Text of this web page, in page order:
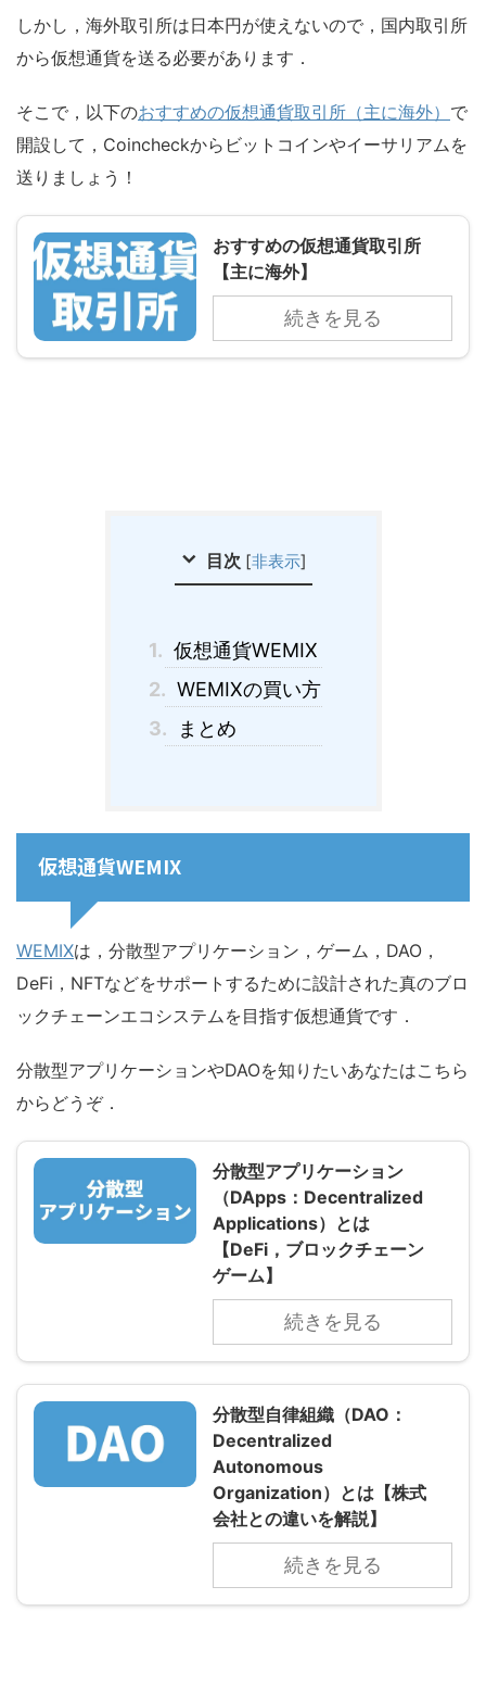
しかし，海外取引所は日本円が使えないので，国内取引所
から仮想通貨を送る必要があります．
そこで，以下のおすすめの仮想通貨取引所（主に海外） で
開設して，Coincheckからビットコインやイーサリアムを
送りましょう！
おすすめの仮想通貨取引所
【主に海外】
続きを見る
目次 [非表示]
1. 仮想通貨WEMIX
2. WEMIXの買い方
3.
まとめ
仮想通貨WEMIX
WEMIXは，分散型アプリケーション，ゲーム，DAO，
DeFi，NFTなどをサポートするために設計された真のブロ
ックチェーンエコシステムを目指す仮想通貨です．
分散型アプリケーションやDAOを知りたいあなたはこちら
からどうぞ．
分散型アプリケーション
（DApps：Decentralized
Applications）とは
【DeFi，ブロックチェーン
ゲーム】
続きを見る
分散型自律組織（DAO：
Decentralized
Autonomous
Organization）とは【株式
会社との違いを解説】
続きを見る